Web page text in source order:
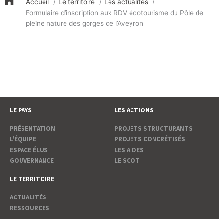
Accueil Le territoire
Les actualités
Formulaire d’inscription aux RDV écotourisme du Pôle de
pleine nature des gorges de l’Aveyron
LE PAYS
PRÉSENTATION
L'ÉQUIPE
ESPACE ÉLUS
GOUVERNANCE
LES ACTIONS
PROJETS STRUCTURANTS
PROJETS CONCRÉTISÉS
LES AIDES
LE SCOT
LE TERRITOIRE
ACTUALITÉS
RESSOURCES